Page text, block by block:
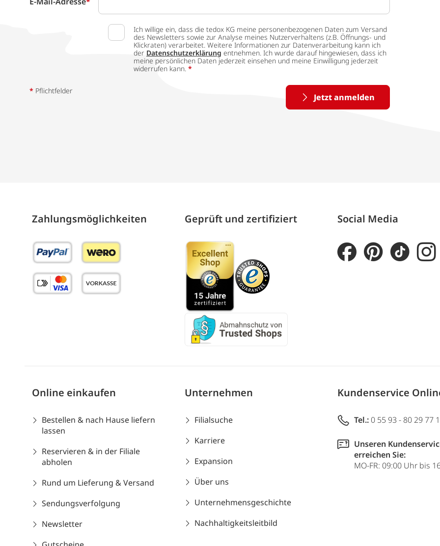
Ich willige ein, dass die tedox KG meine personenbezogenen Daten zum Versand
des Newsletters sowie zur Analyse meines Nutzerverhaltens (z.B. Öffnungs- und
Klickraten) verarbeitet. Weitere Informationen zur Datenverarbeitung kann ich
der Datenschutzerklärung entnehmen. Ich wurde darauf hingewiesen, dass ich
meine persönlichen Daten jederzeit einsehen und meine Einwilligung jederzeit
widerrufen kann. *
Jetzt anmelden
* Pflichtfelder
Zahlungs­möglich­keiten Geprüft und zertifiziert Social Media
Online einkaufen
Bestellen & nach Hause liefern
lassen
Reservieren & in der Filiale
abholen
Rund um Lieferung & Versand
Sendungsverfolgung
Newsletter
Unternehmen
Filialsuche
Karriere
Expansion
Über uns
Unternehmensgeschichte
Nachhaltigkeitsleitbild
Kundenservice
Tel.: 0 55 93 - 80 29 77
Unseren
erreichen Sie:
MO-FR: 09:00 Uhr bis